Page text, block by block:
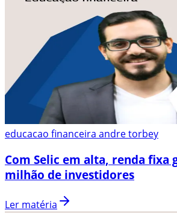
educacao financeira andre torbey
Com Selic em alta, renda fixa
milhão de investidores
Ler matéria